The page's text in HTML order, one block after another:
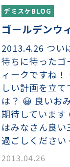
デミスケBLOG
ゴールデンウ
2013.4.26 つい
待ちに待ったゴ
ィークですね！
しい計画を立
は？ 😀 良いお
期待しています
はみなさん良い
過ごしくださ
2013.04.26